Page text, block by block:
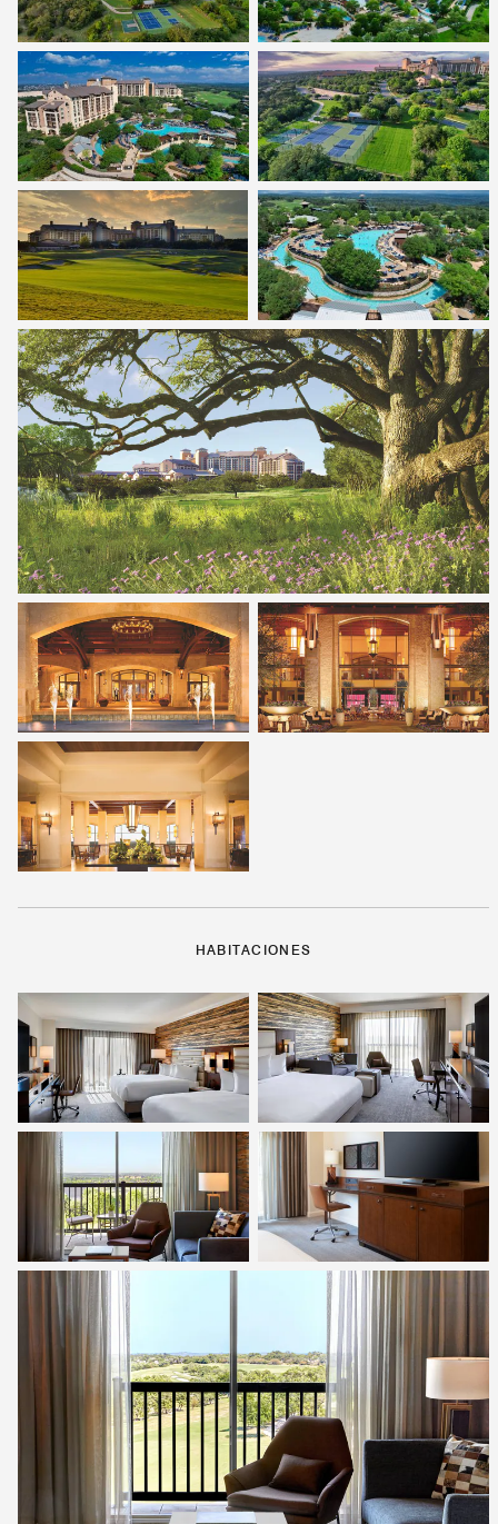
HABITACIONES